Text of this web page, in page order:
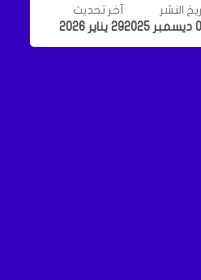
النشر آخر تحديث
29 يناير 2026